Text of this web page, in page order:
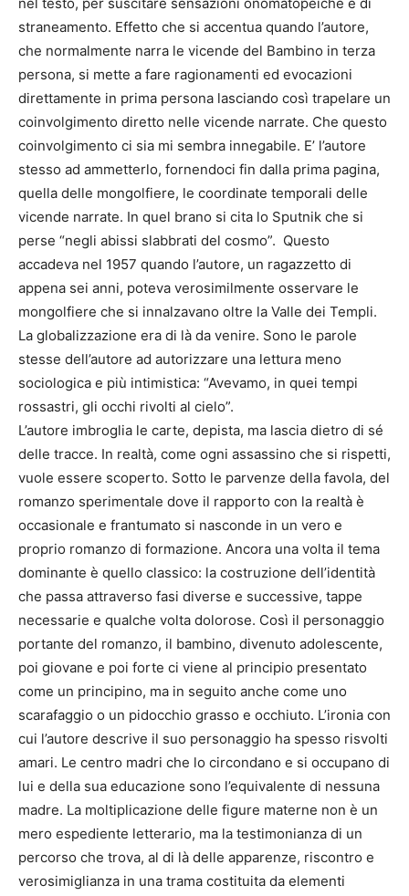
straneamento. Effetto che si accentua quando l’autore,
che normalmente narra le vicende del Bambino in terza
persona, si mette a fare ragionamenti ed evocazioni
direttamente in prima persona lasciando così trapelare un
coinvolgimento diretto nelle vicende narrate. Che questo
coinvolgimento ci sia mi sembra innegabile. E’ l’autore
stesso ad ammetterlo, fornendoci fin dalla prima pagina,
quella delle mongolfiere, le coordinate temporali delle
vicende narrate. In quel brano si cita lo Sputnik che si
perse “negli abissi slabbrati del cosmo”. Questo
accadeva nel 1957 quando l’autore, un ragazzetto di
appena sei anni, poteva verosimilmente osservare le
mongolfiere che si innalzavano oltre la Valle dei Templi.
La globalizzazione era di là da venire. Sono le parole
stesse dell’autore ad autorizzare una lettura meno
sociologica e più intimistica: “Avevamo, in quei tempi
rossastri, gli occhi rivolti al cielo”.
L’autore imbroglia le carte, depista, ma lascia dietro di sé
delle tracce. In realtà, come ogni assassino che si rispetti,
vuole essere scoperto. Sotto le parvenze della favola, del
romanzo sperimentale dove il rapporto con la realtà è
occasionale e frantumato si nasconde in un vero e
proprio romanzo di formazione. Ancora una volta il tema
dominante è quello classico: la costruzione dell’identità
che passa attraverso fasi diverse e successive, tappe
necessarie e qualche volta dolorose. Così il personaggio
portante del romanzo, il bambino, divenuto adolescente,
poi giovane e poi forte ci viene al principio presentato
come un principino, ma in seguito anche come uno
scarafaggio o un pidocchio grasso e occhiuto. L’ironia con
cui l’autore descrive il suo personaggio ha spesso risvolti
amari. Le centro madri che lo circondano e si occupano di
lui e della sua educazione sono l’equivalente di nessuna
madre. La moltiplicazione delle figure materne non è un
mero espediente letterario, ma la testimonianza di un
percorso che trova, al di là delle apparenze, riscontro e
verosimiglianza in una trama costituita da elementi